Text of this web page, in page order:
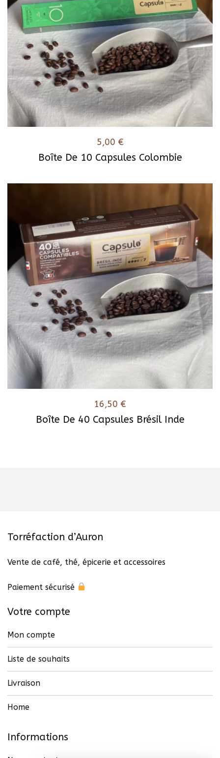
Boîte De 10 Capsules Colombie
5,00 €
Boîte De 40 Capsules Brésil Inde
16,50 €
Torréfaction d’Auron
Vente de café, thé, épicerie et accessoires
Paiement sécurisé
Votre compte
Mon compte
Liste de souhaits
Livraison
Home
Informations